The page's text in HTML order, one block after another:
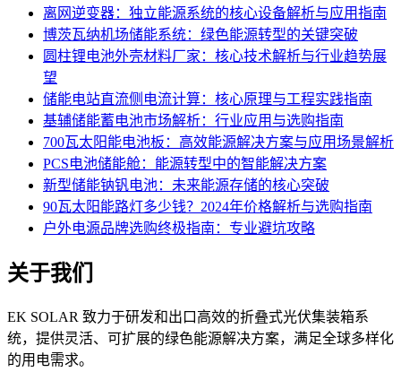
离网逆变器：独立能源系统的核心设备解析与应用指南
博茨瓦纳机场储能系统：绿色能源转型的关键突破
圆柱锂电池外壳材料厂家：核心技术解析与行业趋势展
望
储能电站直流侧电流计算：核心原理与工程实践指南
基辅储能蓄电池市场解析：行业应用与选购指南
700瓦太阳能电池板：高效能源解决方案与应用场景解析
PCS电池储能舱：能源转型中的智能解决方案
新型储能钠钒电池：未来能源存储的核心突破
90瓦太阳能路灯多少钱？2024年价格解析与选购指南
户外电源品牌选购终极指南：专业避坑攻略
关于我们
EK SOLAR 致力于研发和出口高效的折叠式光伏集装箱系
统，提供灵活、可扩展的绿色能源解决方案，满足全球多样化
的用电需求。